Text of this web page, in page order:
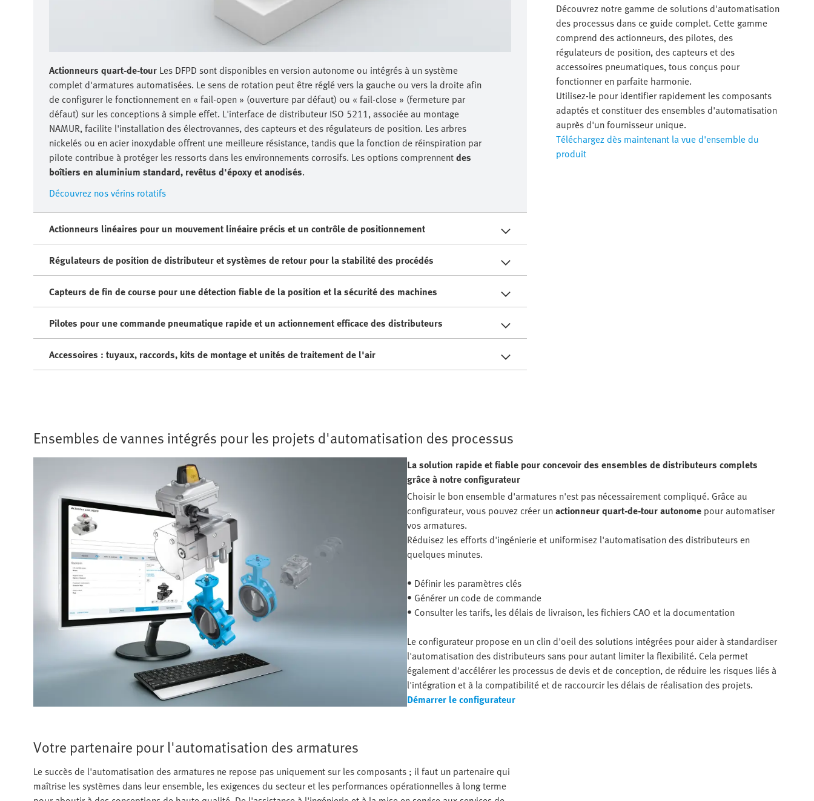
Actionneurs quart-de-tour Les DFPD sont disponibles en version autonome ou intégrés à un système
complet d'armatures automatisées. Le sens de rotation peut être réglé vers la gauche ou vers la droite afin
de configurer le fonctionnement en « fail-open » (ouverture par défaut) ou « fail-close » (fermeture par
défaut) sur les conceptions à simple effet. L'interface de distributeur ISO 5211, associée au montage
NAMUR, facilite l'installation des électrovannes, des capteurs et des régulateurs de position. Les arbres
nickelés ou en acier inoxydable offrent une meilleure résistance, tandis que la fonction de réinspiration par
pilote contribue à protéger les ressorts dans les environnements corrosifs. Les options comprennentdes
boîtiers en aluminium standard, revêtus d'époxy et anodisés.
Découvrez nos vérins rotatifs
Actionneurs linéaires pour un mouvement linéaire précis et un contrôle de positionnement
Régulateurs de position de distributeur et systèmes de retour pour la stabilité des procédés
Capteurs de fin de course pour une détection fiable de la position et la sécurité des machines
Pilotes pour une commande pneumatique rapide et un actionnement efficace des distributeurs
Accessoires : tuyaux, raccords, kits de montage et unités de traitement de l'air
Découvrez notre gamme de solutions d'automatisation
des processus dans ce guide complet. Cette gamme
comprend des actionneurs, des pilotes, des
régulateurs de position, des capteurs et des
accessoires pneumatiques, tous conçus pour
fonctionner en parfaite harmonie.
Utilisez-le pour identifier rapidement les composants
adaptés et constituer des ensembles d'automatisation
auprès d'un fournisseur unique.
Téléchargez dès maintenant la vue d'ensemble du
produit
Ensembles de vannes intégrés pour les projets d'automatisation des processus
La solution rapide et fiable pour concevoir des ensembles de distributeurs complets
grâce à notre configurateur
Choisir le bon ensemble d'armatures n'est pas nécessairement compliqué. Grâce au
configurateur, vous pouvez créer unactionneur quart-de-tour autonome pour automatiser
vos armatures.
Réduisez les efforts d'ingénierie et uniformisez l'automatisation des distributeurs en
quelques minutes.
• Définir les paramètres clés
• Générer un code de commande
• Consulter les tarifs, les délais de livraison, les fichiers CAO et la documentation
Le configurateur propose en un clin d'oeil des solutions intégrées pour aider à standardiser
l'automatisation des distributeurs sans pour autant limiter la flexibilité. Cela permet
également d'accélérer les processus de devis et de conception, de réduire les risques liés à
l'intégration et à la compatibilité et de raccourcir les délais de réalisation des projets.
Démarrer le configurateur
Votre partenaire pour l'automatisation des armatures
Le succès de l'automatisation des armatures ne repose pas uniquement sur les composants ; il faut un partenaire qui
maîtrise les systèmes dans leur ensemble, les exigences du secteur et les performances opérationnelles à long terme